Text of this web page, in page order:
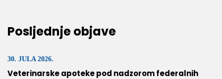
Posljednje objave
30. JULA 2026.
Veterinarske apoteke pod nadzorom federalnih